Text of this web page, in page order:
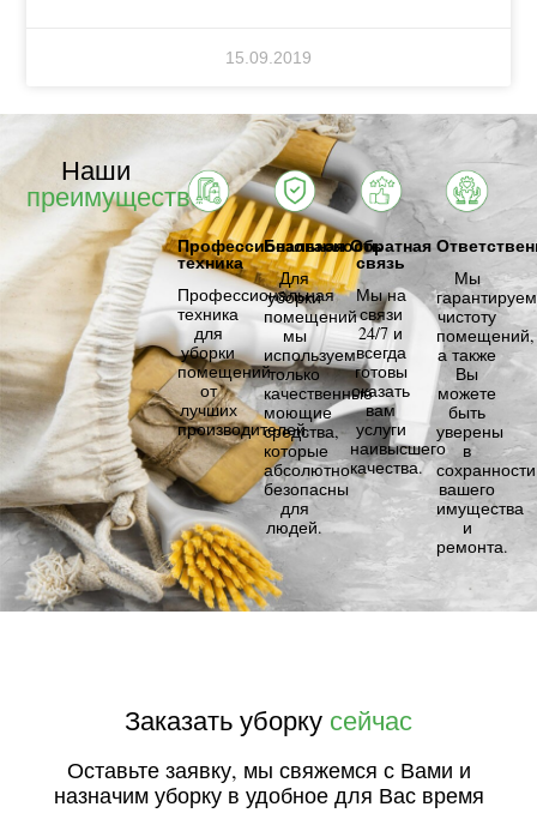
15.09.2019
Наши
преимущества
Профессиональная
техника
Профессиональная
техника
для
уборки
помещений
от
лучших
производителей.
Безопасность
Для
уборки
помещений
мы
используем
только
качественные
моющие
средства,
которые
абсолютно
безопасны
для
людей.
Обратная
связь
Мы на
связи
24/7 и
всегда
готовы
оказать
вам
услуги
наивысшего
качества.
Мы
гарантируем
чистоту
помещений,
а также
Вы
можете
быть
уверены
в
сохранности
вашего
имущества
и
ремонта.
Заказать уборку сейчас
Оставьте заявку, мы свяжемся с Вами и
назначим уборку в удобное для Вас время